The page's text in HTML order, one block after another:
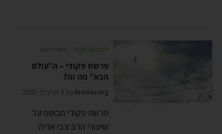
מיסטיקה וקבלה ⬦ פשוט ועמוק
פרשת פקודי – ה"עולם
הבא" מה זה?
by breslov.org מרץ 27, 2025
פרשת פקודי מבוסס על
שיעורי הרב צבי אריה